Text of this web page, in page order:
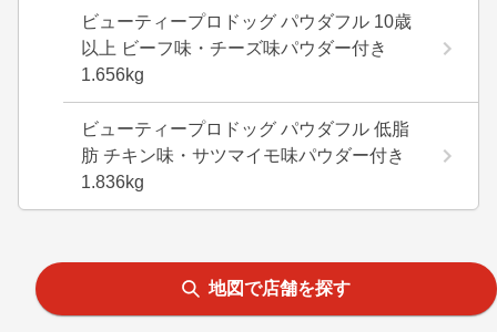
ビューティープロドッグ パウダフル 10歳
以上 ビーフ味・チーズ味パウダー付き
1.656kg
ビューティープロドッグ パウダフル 低脂
肪 チキン味・サツマイモ味パウダー付き
1.836kg
地図で店舗を探す